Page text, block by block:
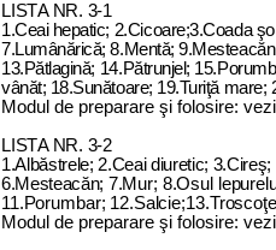
LI STA NR. 3-1
1.Ceai hepatic; 2.Cicoare;3.Coada
7.Lumânărică; 8.Mentă;
13.Pătlagină; 14.Pătrunjel; 15.Porumb
vânăt; 18.Sunătoare; 19.Turiţă mare;
Modul de preparare şi folosire:
LI STA NR. 3-2
1.Albăstrele; 2.Ceai diuretic;
6.Mesteacăn; 7.Mur; 8.Osul
11.Porumbar; 12.Salcie;13.
Modul de preparare şi folosire: